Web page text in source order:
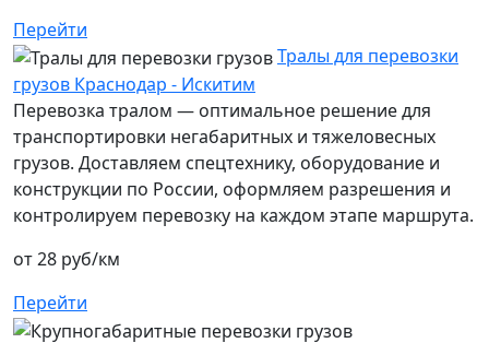
Перейти
Тралы для перевозки
грузов Краснодар - Искитим
Перевозка тралом — оптимальное решение для
транспортировки негабаритных и тяжеловесных
грузов. Доставляем спецтехнику, оборудование и
конструкции по России, оформляем разрешения и
контролируем перевозку на каждом этапе маршрута.
от 28 руб/км
Перейти